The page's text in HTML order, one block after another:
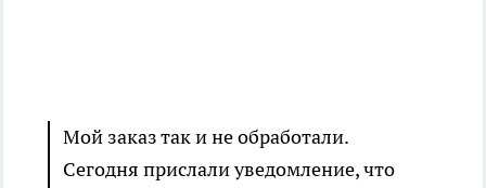
Мой заказ так и не обработали.
Сегодня прислали уведомление, что